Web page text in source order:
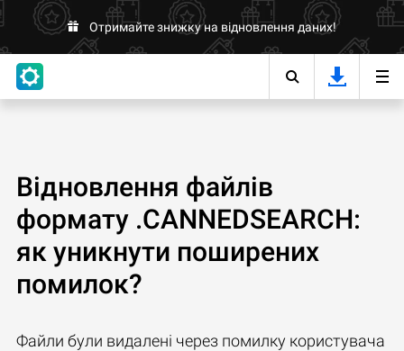
Отримайте знижку на відновлення даних!
Відновлення файлів
формату .CANNEDSEARCH:
як уникнути поширених
помилок?
Файли були видалені через помилку користувача